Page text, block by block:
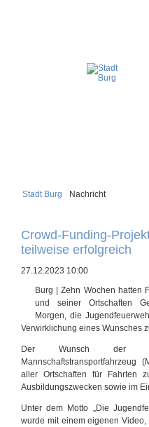
Stadt Burg Nachricht
Crowd-Funding-
teilweise erfolgreich
27.12.2023 10:00
Burg | Zehn Wochen hatten
und seiner Ortschaften
Morgen, die
Verwirklichung eines Wunsches
Der Wunsch der
Mannschaftstransportfahrzeug
aller Ortschaften für Fahrten
Ausbildungszwecken sowie im
Unter dem Motto „Die
wurde mit einem eigenen